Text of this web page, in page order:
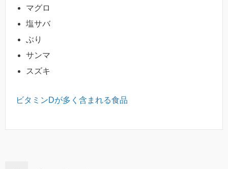
マグロ
塩サバ
ぶり
サンマ
スズキ
ビタミンDが多く含まれる食品